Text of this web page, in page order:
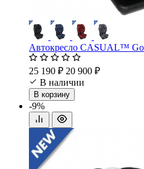
Автокресло CASUAL™
25 190 ₽ 20 900 ₽
В наличии
В корзину
-9%